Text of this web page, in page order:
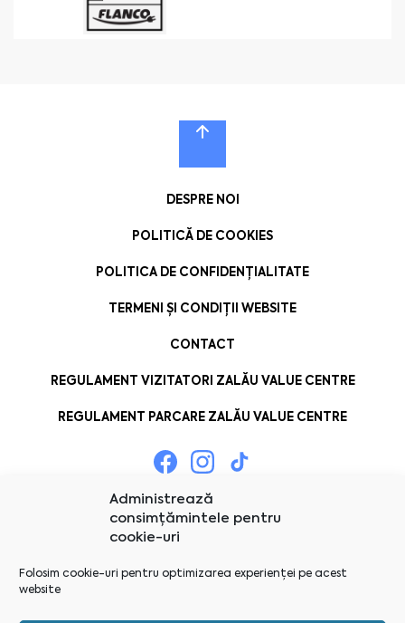
Administrează
consimțămintele pentru
cookie-uri
Folosim cookie-uri pentru optimizarea experienței pe acest
website
DESPRE NOI
POLITICĂ DE COOKIES
POLITICA DE CONFIDENȚIALITATE
TERMENI ȘI CONDIȚII WEBSITE
CONTACT
REGULAMENT VIZITATORI ZALĂU VALUE CENTRE
REGULAMENT PARCARE ZALĂU VALUE CENTRE